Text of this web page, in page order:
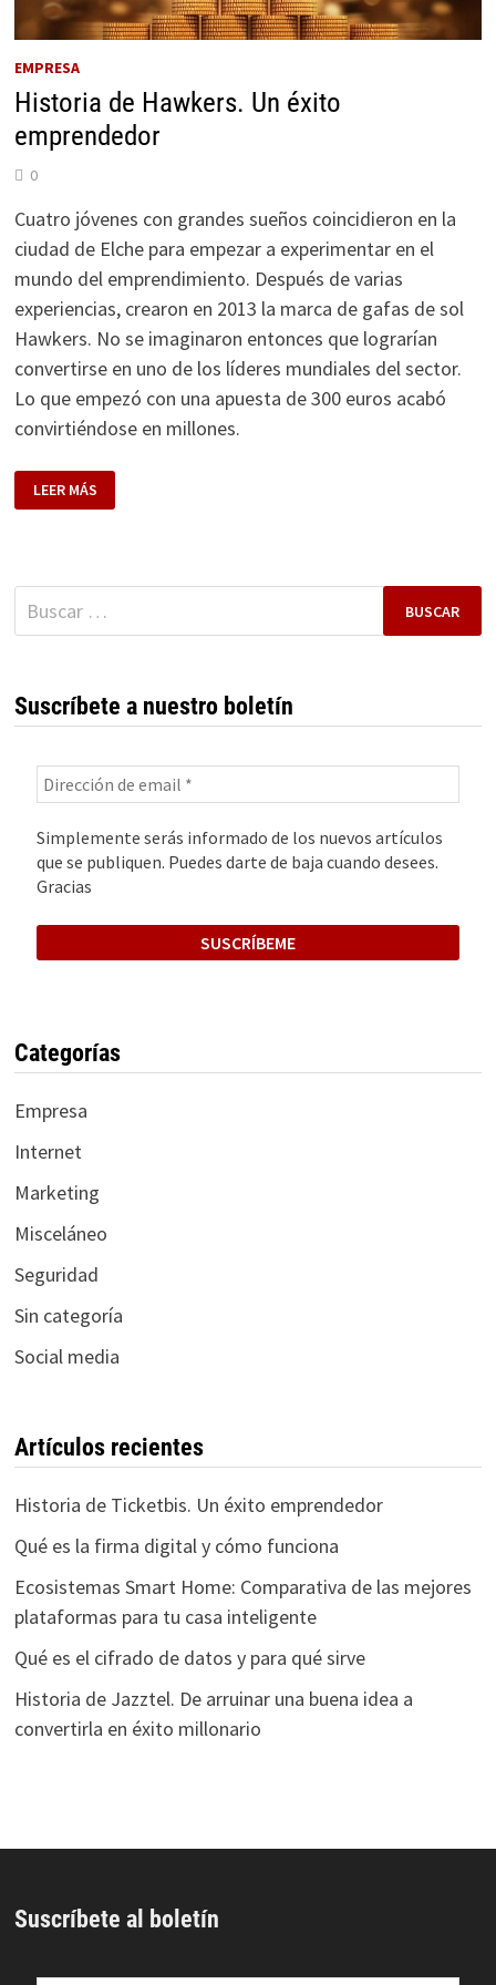
EMPRESA
Historia de Hawkers. Un éxito
emprendedor
0
Cuatro jóvenes con grandes sueños coincidieron en la
ciudad de Elche para empezar a experimentar en el
mundo del emprendimiento. Después de varias
experiencias, crearon en 2013 la marca de gafas de sol
Hawkers. No se imaginaron entonces que lograrían
convertirse en uno de los líderes mundiales del sector.
Lo que empezó con una apuesta de 300 euros acabó
convirtiéndose en millones.
HISTORIA
DE
HAWKERS.
LEER MÁS
Buscar:
Suscríbete a nuestro boletín
Simplemente serás informado de los nuevos artículos
que se publiquen. Puedes darte de baja cuando desees.
Gracias
Categorías
Empresa
Internet
Marketing
Misceláneo
Seguridad
Sin categoría
Social media
Artículos recientes
Historia de Ticketbis. Un éxito emprendedor
Qué es la firma digital y cómo funciona
Ecosistemas Smart Home: Comparativa de las mejores
plataformas para tu casa inteligente
Qué es el cifrado de datos y para qué sirve
Historia de Jazztel. De arruinar una buena idea a
convertirla en éxito millonario
Suscríbete al boletín